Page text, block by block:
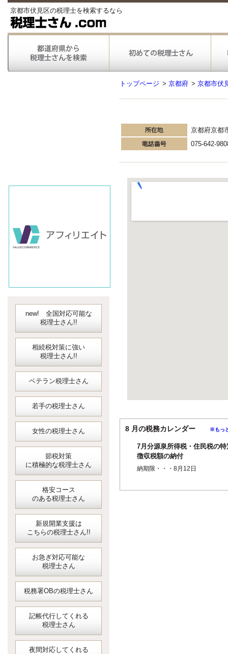
京都市伏見区の税理士を検索するなら
new! 全国対応可能な
税理士さん!!
相続税対策に強い
税理士さん!!
ベテラン税理士さん
若手の税理士さん
女性の税理士さん
節税対策
に積極的な税理士さん
格安コース
のある税理士さん
新規開業支援は
こちらの税理士さん!!
お急ぎ対応可能な
税理士さん
税務署OBの税理士さん
記帳代行してくれる
税理士さん
夜間対応してくれる
トップページ > 京都府 > 京都市伏
京都府京都
075-642-
8 月の税務カレンダー ※もっ
7月分源泉所得税・住民税の特
徴収税額の納付
納期限・・・8月12日